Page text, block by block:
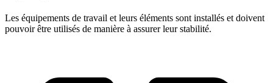
Les équipements de travail et leurs éléments sont installés et doivent
pouvoir être utilisés de manière à assurer leur stabilité.